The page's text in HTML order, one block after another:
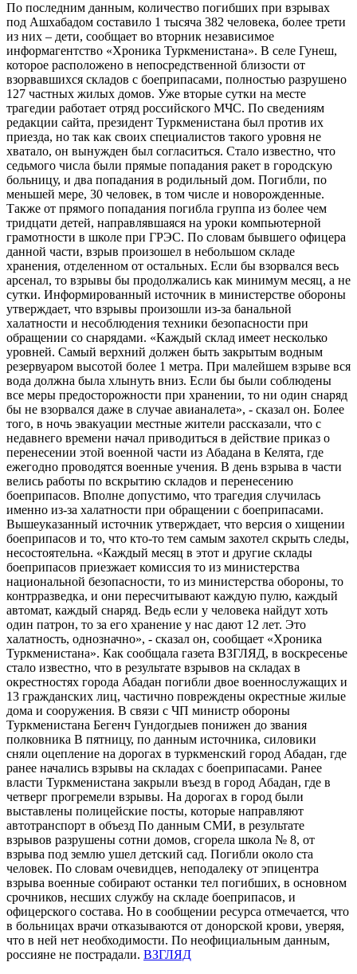
По последним данным, количество погибших при взрывах
под Ашхабадом составило 1 тысяча 382 человека, более трети
из них – дети, сообщает во вторник независимое
информагентство «Хроника Туркменистана». В селе Гунеш,
которое расположено в непосредственной близости от
взорвавшихся складов с боеприпасами, полностью разрушено
127 частных жилых домов. Уже вторые сутки на месте
трагедии работает отряд российского МЧС. По сведениям
редакции сайта, президент Туркменистана был против их
приезда, но так как своих специалистов такого уровня не
хватало, он вынужден был согласиться. Стало известно, что
седьмого числа были прямые попадания ракет в городскую
больницу, и два попадания в родильный дом. Погибли, по
меньшей мере, 30 человек, в том числе и новорожденные.
Также от прямого попадания погибла группа из более чем
тридцати детей, направлявшаяся на уроки компьютерной
грамотности в школе при ГРЭС. По словам бывшего офицера
данной части, взрыв произошел в небольшом складе
хранения, отделенном от остальных. Если бы взорвался весь
арсенал, то взрывы бы продолжались как минимум месяц, а не
сутки. Информированный источник в министерстве обороны
утверждает, что взрывы произошли из-за банальной
халатности и несоблюдения техники безопасности при
обращении со снарядами. «Каждый склад имеет несколько
уровней. Самый верхний должен быть закрытым водным
резервуаром высотой более 1 метра. При малейшем взрыве вся
вода должна была хлынуть вниз. Если бы были соблюдены
все меры предосторожности при хранении, то ни один снаряд
бы не взорвался даже в случае авианалета», - сказал он. Более
того, в ночь эвакуации местные жители рассказали, что с
недавнего времени начал приводиться в действие приказ о
перенесении этой военной части из Абадана в Келята, где
ежегодно проводятся военные учения. В день взрыва в части
велись работы по вскрытию складов и перенесению
боеприпасов. Вполне допустимо, что трагедия случилась
именно из-за халатности при обращении с боеприпасами.
Вышеуказанный источник утверждает, что версия о хищении
боеприпасов и то, что кто-то тем самым захотел скрыть следы,
несостоятельна. «Каждый месяц в этот и другие склады
боеприпасов приезжает комиссия то из министерства
национальной безопасности, то из министерства обороны, то
контрразведка, и они пересчитывают каждую пулю, каждый
автомат, каждый снаряд. Ведь если у человека найдут хоть
один патрон, то за его хранение у нас дают 12 лет. Это
халатность, однозначно», - сказал он, сообщает «Хроника
Туркменистана». Как сообщала газета ВЗГЛЯД, в воскресенье
стало известно, что в результате взрывов на складах в
окрестностях города Абадан погибли двое военнослужащих и
13 гражданских лиц, частично повреждены окрестные жилые
дома и сооружения. В связи с ЧП министр обороны
Туркменистана Бегенч Гундогдыев понижен до звания
полковника В пятницу, по данным источника, силовики
сняли оцепление на дорогах в туркменский город Абадан, где
ранее начались взрывы на складах с боеприпасами. Ранее
власти Туркменистана закрыли въезд в город Абадан, где в
четверг прогремели взрывы. На дорогах в город были
выставлены полицейские посты, которые направляют
автотранспорт в объезд По данным СМИ, в результате
взрывов разрушены сотни домов, сгорела школа № 8, от
взрыва под землю ушел детский сад. Погибли около ста
человек. По словам очевидцев, неподалеку от эпицентра
взрыва военные собирают останки тел погибших, в основном
срочников, несших службу на складе боеприпасов, и
офицерского состава. Но в сообщении ресурса отмечается, что
в больницах врачи отказываются от донорской крови, уверяя,
что в ней нет необходимости. По неофициальным данным,
россияне не пострадали. ВЗГЛЯД